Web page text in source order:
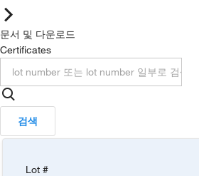
문서 및 다운로드
Certificates
검색
Lot #